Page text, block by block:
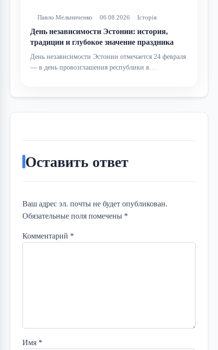
Павло Мельниченко 06.08.2026 Історія
День независимости Эстонии: история,
традиции и глубокое значение праздника
День независимости Эстонии отмечается 24 февраля
— в день провозглашения республики в…
Оставить ответ
Ваш адрес эл. почты не будет опубликован.
Обязательные поля помечены *
Комментарий *
Имя *